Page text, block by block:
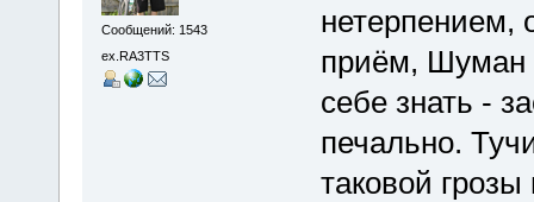
Сообщений: 1543
ex.RA3TTS
нетерпением,
приём, Шуман
себе знать -
печально.
таковой